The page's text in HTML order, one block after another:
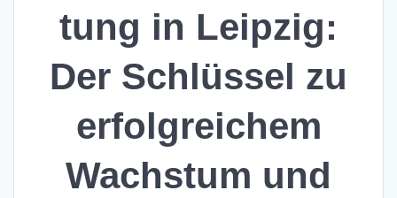
tung in Leipzig:
Der Schlüssel zu
erfolgreichem
Wachstum und